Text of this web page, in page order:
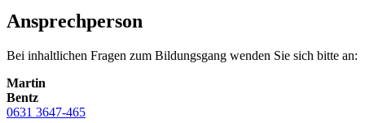
Ansprechperson
Bei inhaltlichen Fragen zum Bildungsgang wenden Sie sich bitte an:
Martin
Bentz
0631 3647-465